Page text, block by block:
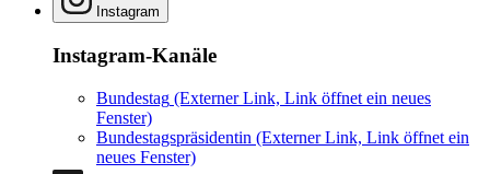
Instagram
Instagram-Kanäle
Bundestag (Externer Link, Link öffnet ein neues
Fenster)
Bundestagspräsidentin (Externer Link, Link öffnet ein
neues Fenster)